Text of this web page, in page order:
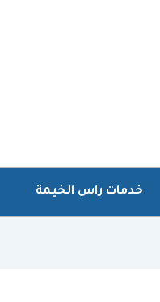
خدمات راس الخيمة